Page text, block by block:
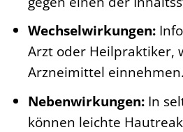
Wechselwirkungen:
Arzt oder Heilpraktiker,
Arzneimittel einnehmen.
Nebenwirkungen:In
können leichte